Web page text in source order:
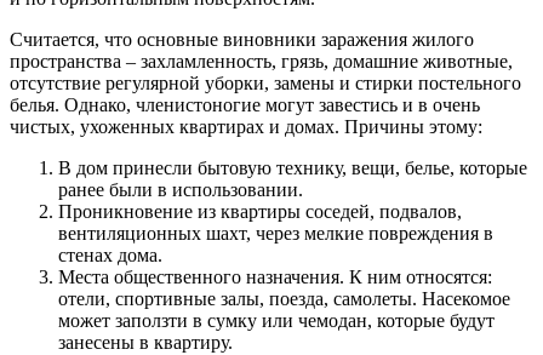
Считается, что основные виновники заражения жилого
пространства – захламленность, грязь, домашние животные,
отсутствие регулярной уборки, замены и стирки постельного
белья. Однако, членистоногие могут завестись и в очень
чистых, ухоженных квартирах и домах. Причины этому:
В дом принесли бытовую технику, вещи, белье, которые
ранее были в использовании.
Проникновение из квартиры соседей, подвалов,
вентиляционных шахт, через мелкие повреждения в
стенах дома.
Места общественного назначения. К ним относятся:
отели, спортивные залы, поезда, самолеты. Насекомое
может заползти в сумку или чемодан, которые будут
занесены в квартиру.